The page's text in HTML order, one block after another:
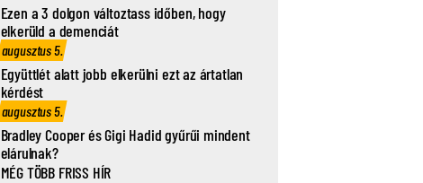
Ezen a 3 dolgon változtass időben, hogy
elkerüld a demenciát
augusztus 5.
Együttlét alatt jobb elkerülni ezt az ártatlan
kérdést
augusztus 5.
Bradley Cooper és Gigi Hadid gyűrűi mindent
elárulnak?
MÉG TÖBB FRISS HÍR